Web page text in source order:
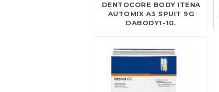
DENTOCORE BODY ITENA
AUTOMIX A3 SPUIT 9G
DABODY1-10.